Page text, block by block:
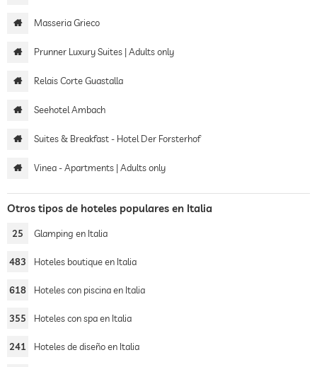
Masseria Grieco
Prunner Luxury Suites | Adults only
Relais Corte Guastalla
Seehotel Ambach
Suites & Breakfast - Hotel Der Forsterhof
Vinea - Apartments | Adults only
Otros tipos de hoteles populares en Italia
25 Glamping en Italia
483 Hoteles boutique en Italia
618 Hoteles con piscina en Italia
355 Hoteles con spa en Italia
241 Hoteles de diseño en Italia